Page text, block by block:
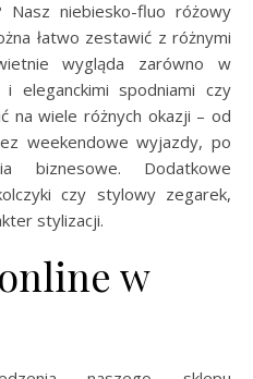
niebiesko-fluo różowy
łatwo zestawić z różnymi
wygląda zarówno w
eleganckimi spodniami czy
na wiele różnych okazji – od
weekendowe wyjazdy, po
biznesowe. Dodatkowe
czy stylowy zegarek,
stylizacji.
w